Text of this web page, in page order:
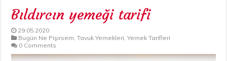
Bıldırcın yemeği tarifi
29.05.2020
Bugün Ne Pişirsem,Tavuk Yemekleri,Yemek Tarifleri
0 Comments